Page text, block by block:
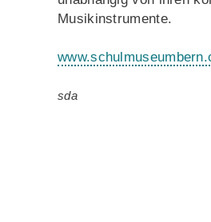
Musikinstrumente.
sda